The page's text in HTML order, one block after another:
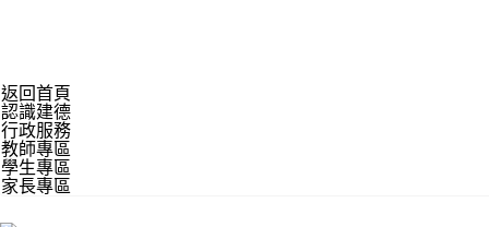
返回首頁
認識建德
行政服務
教師專區
學生專區
家長專區